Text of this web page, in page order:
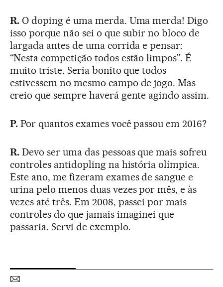
R. O doping é uma merda. Uma merda! Digo
isso porque não sei o que subir no bloco de
largada antes de uma corrida e pensar:
“Nesta competição todos estão limpos”. É
muito triste. Seria bonito que todos
estivessem no mesmo campo de jogo. Mas
creio que sempre haverá gente agindo assim.
P. Por quantos exames você passou em 2016?
R. Devo ser uma das pessoas que mais sofreu
controles antidopling na história olímpica.
Este ano, me fizeram exames de sangue e
urina pelo menos duas vezes por mês, e às
vezes até três. Em 2008, passei por mais
controles do que jamais imaginei que
passaria. Servi de exemplo.